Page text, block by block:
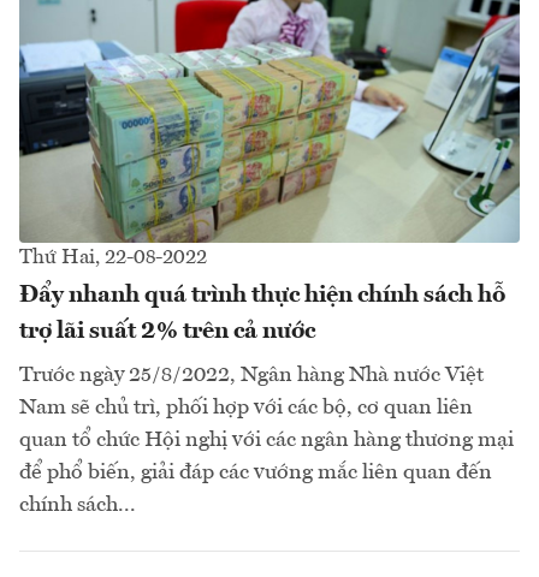
Thứ Hai, 22-08-2022
Đẩy nhanh quá trình thực hiện chính sách hỗ
trợ lãi suất 2% trên cả nước
Trước ngày 25/8/2022, Ngân hàng Nhà nước Việt
Nam sẽ chủ trì, phối hợp với các bộ, cơ quan liên
quan tổ chức Hội nghị với các ngân hàng thương mại
để phổ biến, giải đáp các vướng mắc liên quan đến
chính sách...